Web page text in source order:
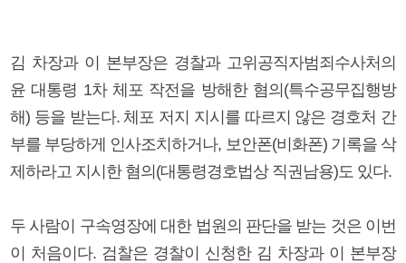
김 차장과 이 본부장은 경찰과 고위공직자범죄수사처의
윤 대통령 1차 체포 작전을 방해한 혐의(특수공무집행방
해) 등을 받는다. 체포 저지 지시를 따르지 않은 경호처 간
부를 부당하게 인사조치하거나, 보안폰(비화폰) 기록을 삭
제하라고 지시한 혐의(대통령경호법상 직권남용)도 있다.
두 사람이 구속영장에 대한 법원의 판단을 받는 것은 이번
이 처음이다. 검찰은 경찰이 신청한 김 차장과 이 본부장